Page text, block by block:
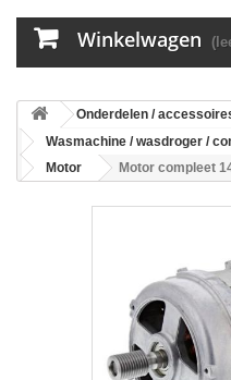
Winkelwagen
Onderdelen /
Wasmachine / wasdroger /
Motor
Motor compleet